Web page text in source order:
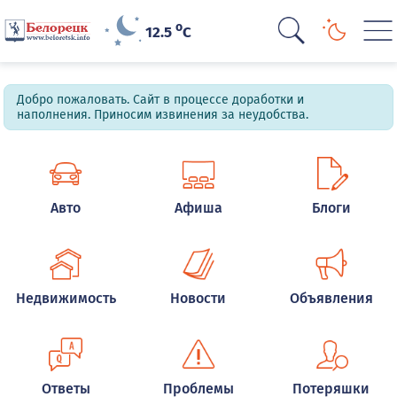
12.5oC
Добро пожаловать. Сайт в процессе доработки и
наполнения. Приносим извинения за неудобства.
Авто Афиша Блоги
Недвижимость Новости Объявления
Ответы Проблемы Потеряшки